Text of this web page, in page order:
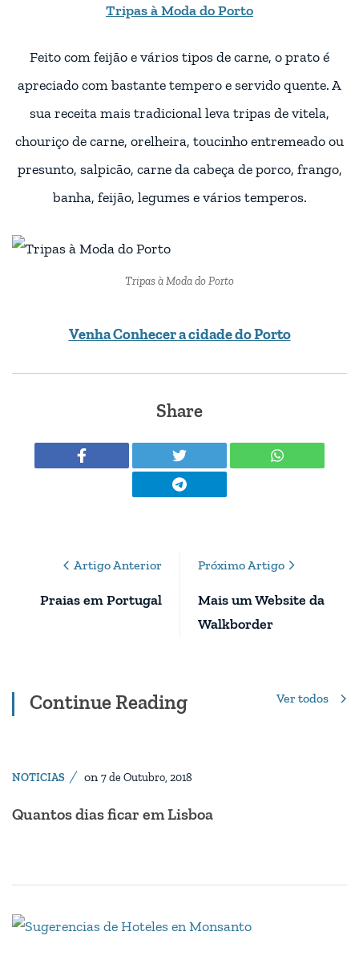
Tripas à Moda do Porto
Feito com feijão e vários tipos de carne, o prato é
apreciado com bastante tempero e servido quente. A
sua receita mais tradicional leva tripas de vitela,
chouriço de carne, orelheira, toucinho entremeado ou
presunto, salpicão, carne da cabeça de porco, frango,
banha, feijão, legumes e vários temperos.
Tripas à Moda do Porto
Venha Conhecer a cidade do Porto
Share
Artigo Anterior
Praias em Portugal
Próximo Artigo
Mais um Website da
Walkborder
Continue Reading Ver todos
NOTICIAS on 7 de Outubro, 2018
Quantos dias ficar em Lisboa